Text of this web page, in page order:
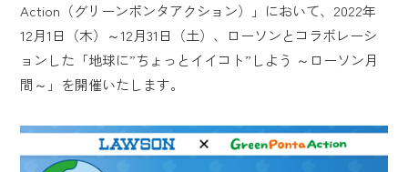
Action（グリーンポンタアクション）」において、2022年
12月1日（木）～12月31日（土）、ローソンとコラボレーシ
ョンした「地球に”ちょっとイイコト”しよう ～ローソン月
間～」を開催いたします。